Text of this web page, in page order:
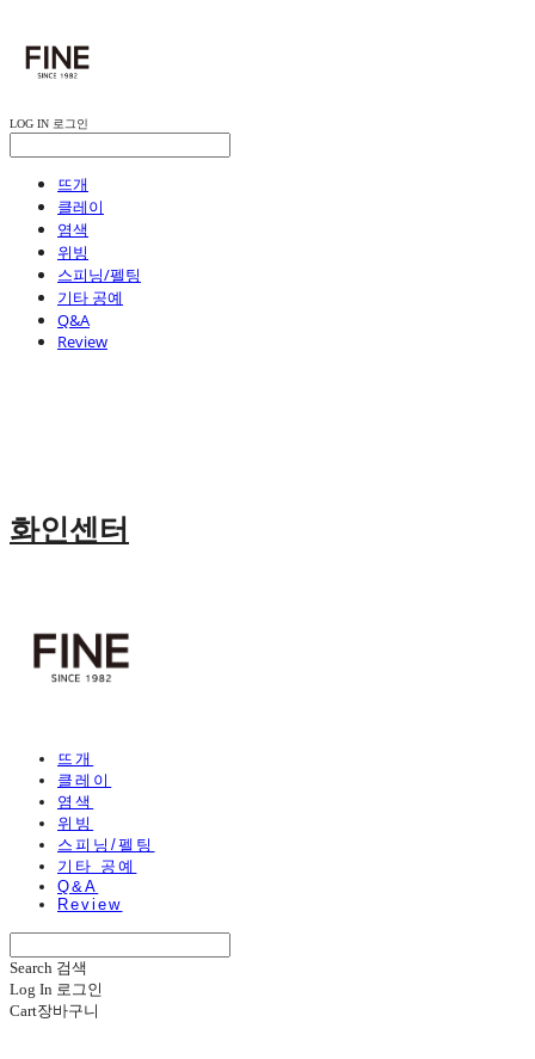
LOG IN 로그인
뜨개
클레이
염색
위빙
스피닝/펠팅
기타 공예
Q&A
Review
화인센터
뜨개
클레이
염색
위빙
스피닝/펠팅
기타 공예
Q&A
Review
Search 검색
Log In 로그인
Cart장바구니